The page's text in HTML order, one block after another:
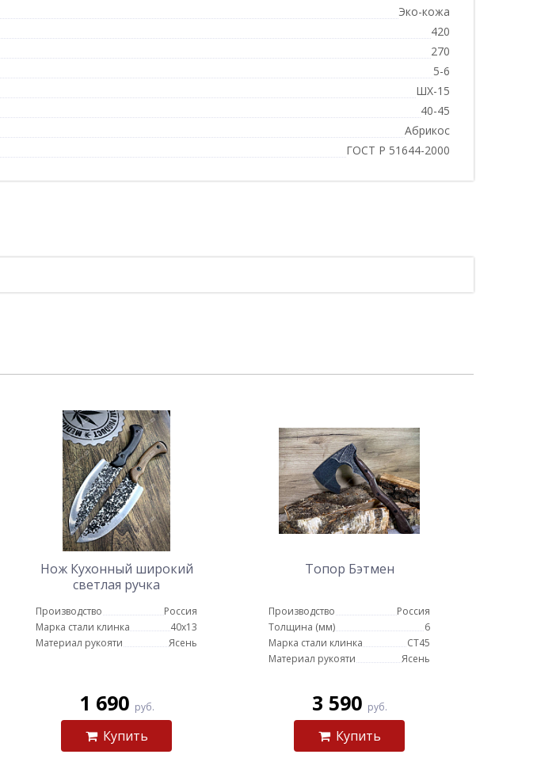
Эко-кожа
420
270
5-6
ШХ-15
40-45
Абрикос
ГОСТ Р 51644-2000
Нож Кухонный широкий
светлая ручка
Производство
Россия
Марка стали клинка
40х13
Материал рукояти
Ясень
1 690 руб.
Купить
Топор Бэтмен
Производство
Россия
Толщина (мм)
6
Марка стали клинка
СТ45
Материал рукояти
Ясень
3 590 руб.
Купить